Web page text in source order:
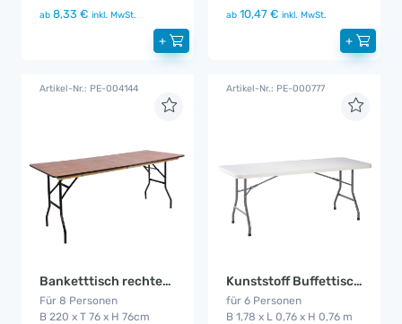
ab 8,33 € inkl. MwSt.
+
ab 10,47 € inkl. MwSt.
+
Artikel-Nr.: PE-004144
Banketttisch rechteckig 220cm
Für 8 Personen
B 220 x T 76 x H 76cm
Artikel-Nr.: PE-000777
Kunststoff Buffettisch rechteckig 1,78 m
für 6 Personen
B 1,78 x L 0,76 x H 0,76 m